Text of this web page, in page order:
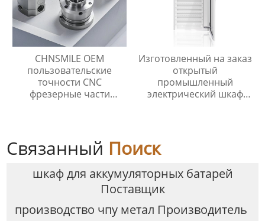
CHNSMILE OEM
пользовательские
точности CNC
фрезерные части
CNC обработки службы
Изготовленный на заказ
открытый
промышленный
электрический шкаф
главного выключателя с
Связанный Поиск
шкаф для аккумуляторных батарей
Поставщик
производство чпу метал Производитель